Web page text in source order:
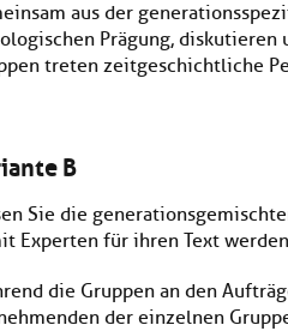
aus der
Prägung,
treten zeitgeschichtliche
B
Sie die
Experten für ihren Text
die Gruppen an den
der einzelnen